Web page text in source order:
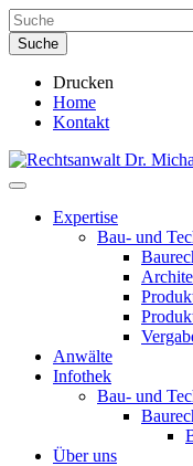
Drucken
Home
Kontakt
Expertise
Bau- und
Anwälte
Infothek
Bau- und
Über uns